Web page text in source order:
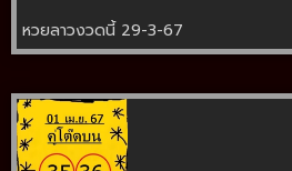
หวยลาวงวดนี้ 29-3-67